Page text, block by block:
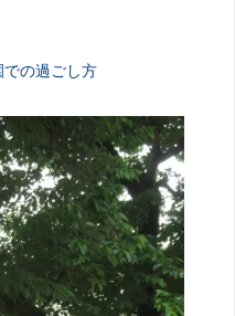
での過ごし方